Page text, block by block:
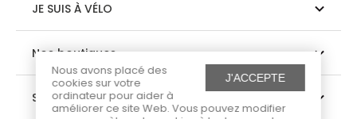
J'ACCEPTE
Nous avons placé des
cookies sur votre
ordinateur pour aider à
améliorer ce site Web. Vous pouvez modifier
JE SUIS À VÉLO
Nos boutiques
Suivez-nous